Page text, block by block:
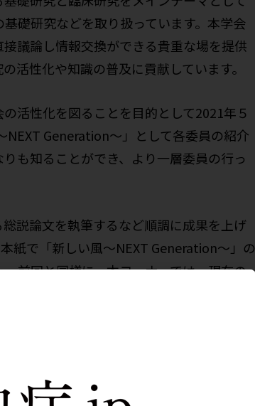
礎研究などを取り扱っています。本学会
議論し情報交換ができる貴重な場を提供
活性化や知識の普及に貢献しています。
活性化を図ることを目的として2021年５
Generation～」として各委員の紹介
も知ることができ、より一層委員の行っ
説論文を執筆するなど順調に成果を上げ
紙で「新しい風～NEXT Generation～」の
前回と同様に、本コーナーでは、現在の
です。